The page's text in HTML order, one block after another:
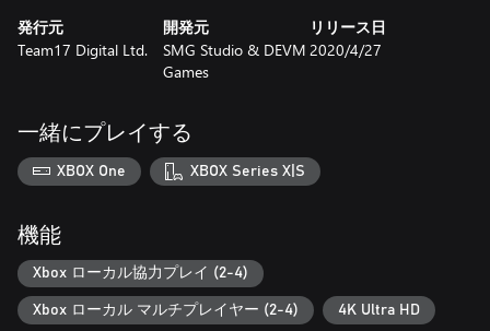
対応だ！
引っ越しを成功させるためにいろんなアイデアを試してみよ
◆最大4人の協力プレイでワイワイ楽しもう！
1人では早く運べない重い荷物も友達と一緒に持てば安心だ！
可愛い従業員をみんなで選んだら、色や服をカスタムしてみ
よう。
ンに！
パックモアで大切なのは楽しく挑戦し続けることなんだ！
発行元
Team17 Digital Ltd.
開発元
SMG Studio & DEVM
Games
リリース日
2020/4/27
一緒にプレイする
XBOX One XBOX Series X|S
機能
Xbox ローカル協力プレイ (2-4)
Xbox ローカル マルチプレイヤー (2-4) 4K Ultra HD